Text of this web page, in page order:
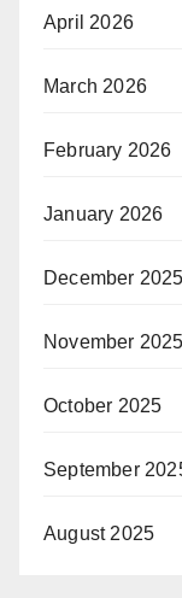
April 2026
March 2026
February 2026
January 2026
December 2025
November 2025
October 2025
September
August 2025